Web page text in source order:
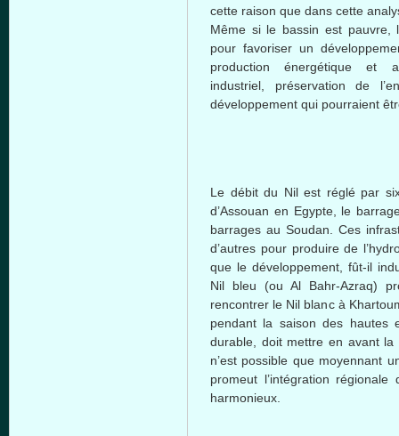
cette raison que dans cette
Même si le bassin est pauvre,
pour favoriser un
production énergétique et
industriel, préservation de
développement qui pourraient
Le débit du Nil est réglé par
d’Assouan en Egypte, le
barrages au Soudan. Ces
d’autres pour produire de
que le développement, fût-il
Nil bleu (ou Al Bahr-Azraq)
rencontrer le Nil blanc à
pendant la saison des hautes
durable, doit mettre en avant la
n’est possible que moyennant
promeut l’intégration
harmonieux.